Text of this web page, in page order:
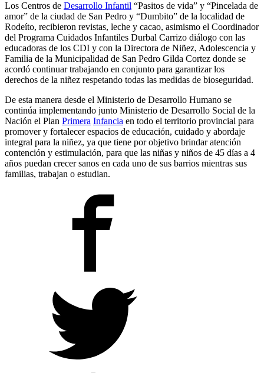
Los Centros de Desarrollo Infantil “Pasitos de vida” y “Pincelada de
amor” de la ciudad de San Pedro y “Dumbito” de la localidad de
Rodeíto, recibieron revistas, leche y cacao, asimismo el Coordinador
del Programa Cuidados Infantiles Durbal Carrizo diálogo con las
educadoras de los CDI y con la Directora de Niñez, Adolescencia y
Familia de la Municipalidad de San Pedro Gilda Cortez donde se
acordó continuar trabajando en conjunto para garantizar los
derechos de la niñez respetando todas las medidas de bioseguridad.
De esta manera desde el Ministerio de Desarrollo Humano se
continúa implementando junto Ministerio de Desarrollo Social de la
Nación el Plan Primera Infancia en todo el territorio provincial para
promover y fortalecer espacios de educación, cuidado y abordaje
integral para la niñez, ya que tiene por objetivo brindar atención
contención y estimulación, para que las niñas y niños de 45 días a 4
años puedan crecer sanos en cada uno de sus barrios mientras sus
familias, trabajan o estudian.